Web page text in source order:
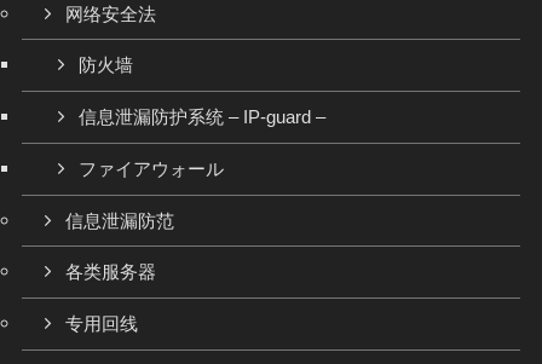
网络安全法
防火墙
信息泄漏防护系统 – IP-guard –
ファイアウォール
信息泄漏防范
各类服务器
专用回线